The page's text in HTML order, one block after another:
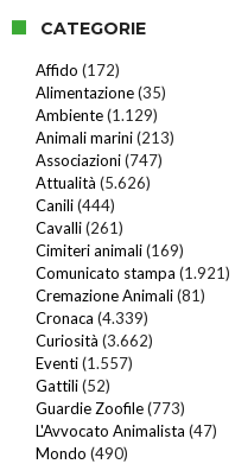
CATEGORIE
Affido (172)
Alimentazione(35)
Ambiente(1.129)
Animali marini(213)
Associazioni(747)
Attualità (5.626)
Canili(444)
Cavalli(261)
Cimiteri animali(169)
Comunicato stampa (1.921)
Cremazione Animali(81)
Cronaca (4.339)
Curiosità (3.662)
Eventi(1.557)
Gattili(52)
Guardie Zoofile(773)
L'Avvocato Animalista (47)
Mondo (490)